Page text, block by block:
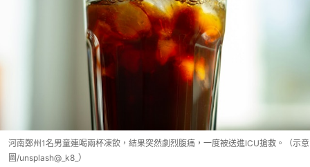
河南鄭州1名男童連喝兩杯凍飲，結果突然劇烈腹痛，一度被送進ICU搶救。（示意
圖/unsplash@_k8_）